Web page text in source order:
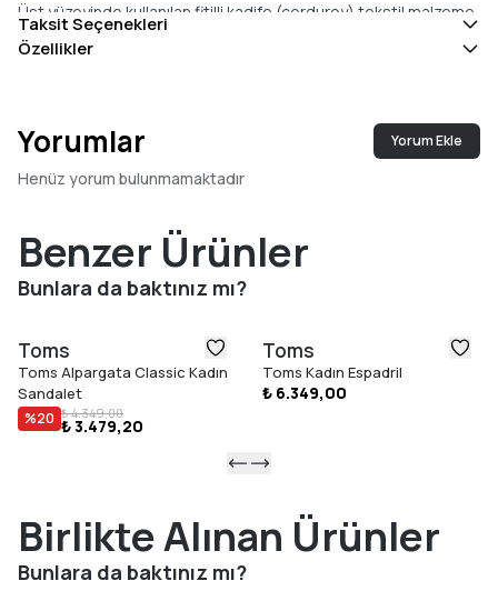
Üst yüzeyinde kullanılan fitilli kadife (corduroy) tekstil malzeme,
zarif sim detaylarıyla birleşerek modele dikkat çekici bir
Pratik cırt cırtlı kapanış sistemi, çocukların ayakkabıyı kolayca
giyip çıkarmasına olanak tanırken ebeveynler için de kullanım
tabanlık ise TOMS''un özel köpük teknolojisi sayesinde ayağı
gün boyu destekleyerek yumuşak basış hissi ve uzun süreli
konfor sağlar.
Yaklaşık 2 cm taban yüksekliği ise hafif yapısını korurken günlük
kullanım boyunca dengeli ve konforlu adımlar atılmasına
yardımcı olur.
Tamamen vegan malzemeler kullanılarak üretilen bu model,
çevreye duyarlı üretim anlayışını çocuklara özel konforla
tasarımıyla çocukların günlük kullanımında vazgeçilmez
seçeneklerden biri olmaya adaydır.
Taksit Seçenekleri
Özellikler
Yorumlar Yorum Ekle
Henüz yorum bulunmamaktadır
Benzer Ürünler
Bunlara da baktınız mı?
Toms
Toms Alpargata Classic Kadın
Sandalet
%20 ₺ 4.349,00
₺ 3.479,20
Toms
Toms Kadın Espadril
₺ 6.349,00
Birlikte Alınan Ürünler
Bunlara da baktınız mı?